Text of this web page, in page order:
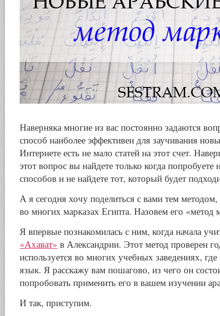
Наверняка многие из вас постоянно задаются
способ наиболее эффективен для заучивания
Интернете есть не мало статей на этот счет.
этот вопрос вы найдете только когда попробуете
способов и не найдете тот, который будет
А я сегодня хочу поделиться с вами тем
во многих марказах Египта. Назовем его «метод
Я впервые познакомилась с ним, когда начала
«Ахават» в Александрии. Этот метод проверен
используется во многих учебных заведениях, где
язык. Я расскажу вам пошагово, из чего он
попробовать применить его в вашем изучении
И так, приступим.